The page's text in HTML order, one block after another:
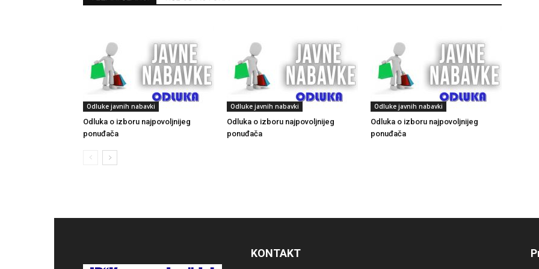
Odluke javnih nabavki
Odluka o izboru najpovoljnijeg
ponuđača
Odluke javnih nabavki
Odluka o izboru najpovoljnijeg
ponuđača
Odluke javnih nabavki
Odluka o izboru najpovoljnijeg
ponuđača
KONTAKT